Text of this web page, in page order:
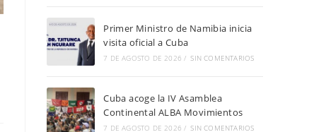
Primer Ministro de Namibia inicia
visita oficial a Cuba
7 DE AGOSTO DE 2026 / SIN COMENTARIOS
Cuba acoge la IV Asamblea
Continental ALBA Movimientos
7 DE AGOSTO DE 2026 / SIN COMENTARIOS